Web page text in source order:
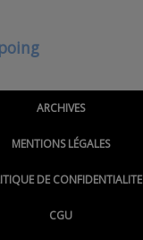
ARCHIVES
MENTIONS LÉGALES
DE CONFIDENTIALITE
CGU